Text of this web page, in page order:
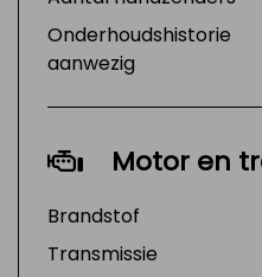
Onderhoudshistorie
aanwezig
Motor en
Brandstof
Transmissie